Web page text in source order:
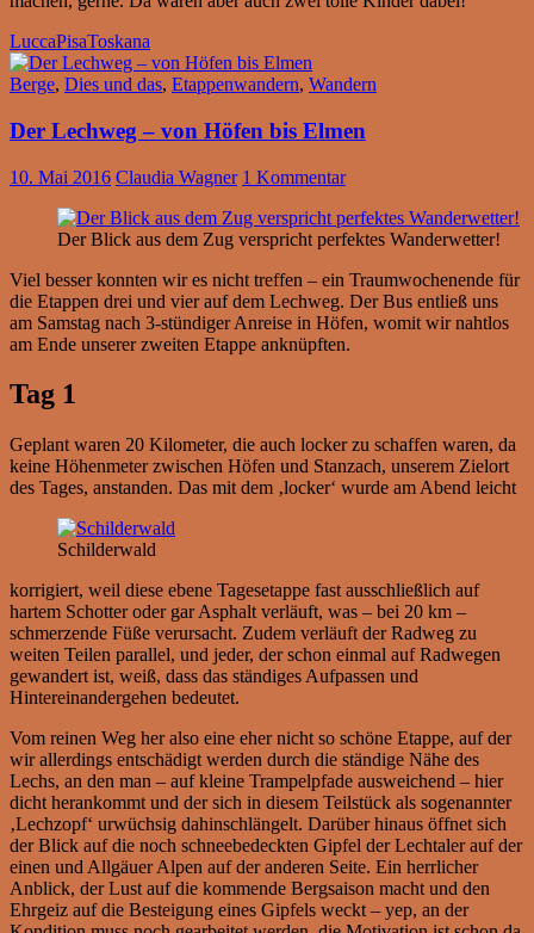
LuccaPisaToskana
Berge, Dies und das, Etappenwandern, Wandern
Der Lechweg – von Höfen bis Elmen
10. Mai 2016 Claudia Wagner 1 Kommentar
Der Blick aus dem Zug verspricht perfektes Wanderwetter!
Viel besser konnten wir es nicht treffen – ein Traumwochenende für
die Etappen drei und vier auf dem Lechweg. Der Bus entließ uns
am Samstag nach 3-stündiger Anreise in Höfen, womit wir nahtlos
am Ende unserer zweiten Etappe anknüpften.
Tag 1
Geplant waren 20 Kilometer, die auch locker zu schaffen waren, da
keine Höhenmeter zwischen Höfen und Stanzach, unserem Zielort
des Tages, anstanden. Das mit dem ‚locker‘ wurde am Abend leicht
Schilderwald
korrigiert, weil diese ebene Tagesetappe fast ausschließlich auf
hartem Schotter oder gar Asphalt verläuft, was – bei 20 km –
schmerzende Füße verursacht. Zudem verläuft der Radweg zu
weiten Teilen parallel, und jeder, der schon einmal auf Radwegen
gewandert ist, weiß, dass das ständiges Aufpassen und
Hintereinandergehen bedeutet.
Vom reinen Weg her also eine eher nicht so schöne Etappe, auf der
wir allerdings entschädigt werden durch die ständige Nähe des
Lechs, an den man – auf kleine Trampelpfade ausweichend – hier
dicht herankommt und der sich in diesem Teilstück als sogenannter
‚Lechzopf‘ urwüchsig dahinschlängelt. Darüber hinaus öffnet sich
der Blick auf die noch schneebedeckten Gipfel der Lechtaler auf der
einen und Allgäuer Alpen auf der anderen Seite. Ein herrlicher
Anblick, der Lust auf die kommende Bergsaison macht und den
Ehrgeiz auf die Besteigung eines Gipfels weckt – yep, an der